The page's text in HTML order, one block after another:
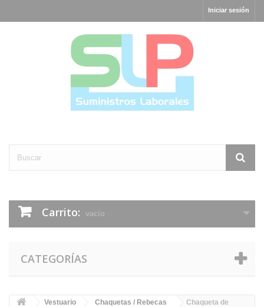
Iniciar sesión
Carrito: vacío
CATEGORÍAS
Vestuario Chaquetas / Rebecas
Chaqueta de